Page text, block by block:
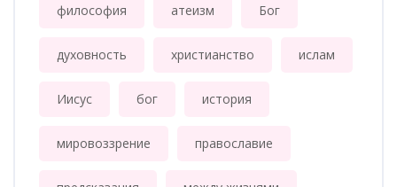
философия атеизм Бог
духовность христианство ислам
Иисус бог история
мировоззрение православие